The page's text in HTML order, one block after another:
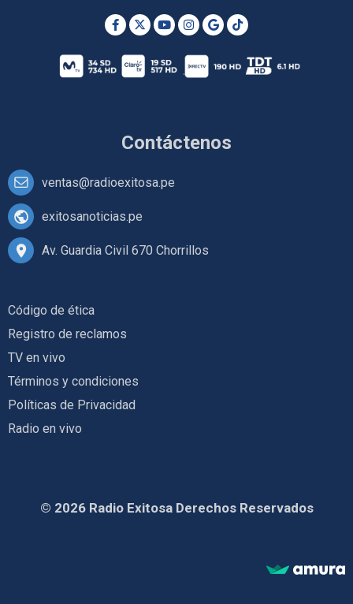
Contáctenos
ventas@radioexitosa.pe
exitosanoticias.pe
Av. Guardia Civil 670 Chorrillos
Código de ética
Registro de reclamos
TV en vivo
Términos y condiciones
Políticas de Privacidad
Radio en vivo
© 2026 Radio Exitosa Derechos Reservados